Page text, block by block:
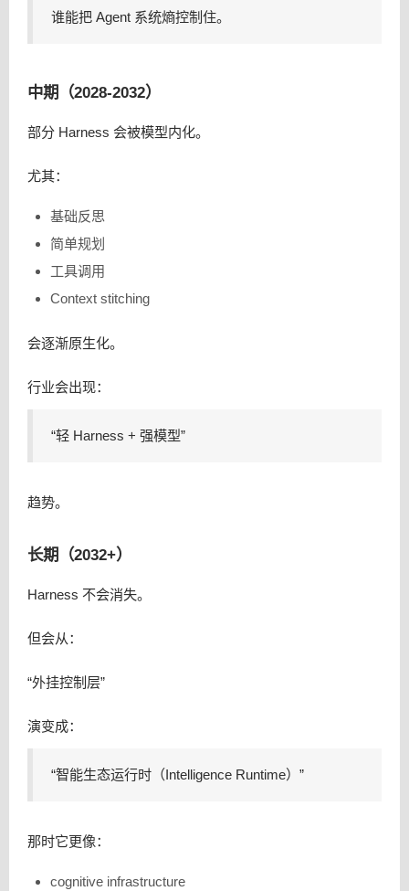
谁能把 Agent 系统熵控制住。
中期（2028-2032）
部分 Harness 会被模型内化。
尤其：
基础反思
简单规划
工具调用
Context stitching
会逐渐原生化。
行业会出现：
“轻 Harness + 强模型”
趋势。
长期（2032+）
Harness 不会消失。
但会从：
“外挂控制层”
演变成：
“智能生态运行时（Intelligence Runtime）”
那时它更像：
cognitive infrastructure